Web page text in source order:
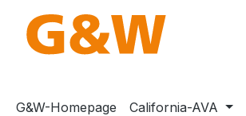
Hauptinhalt springen
Zur Suche springen
Zur Hauptnavigation springen
G&W-Homepage California-AVA